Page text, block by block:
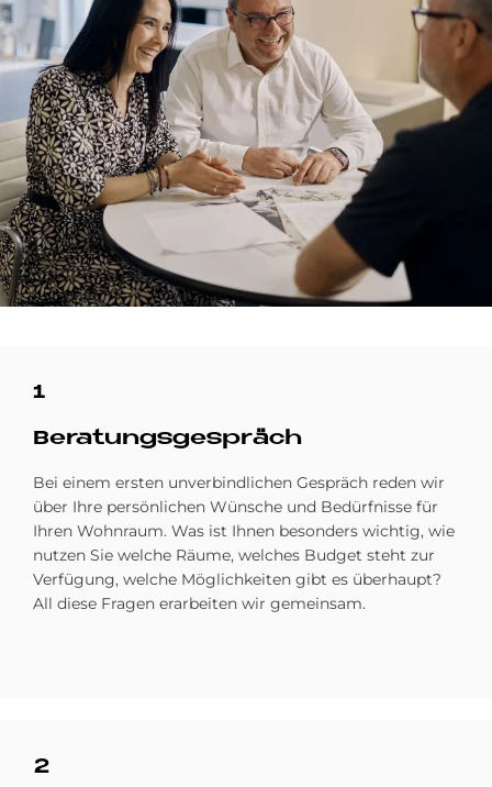
1
Be­ra­tungs­ge­spräch
Bei einem ersten unverbindlichen Gespräch reden wir
über Ihre persönlichen Wünsche und Bedürfnisse für
Ihren Wohnraum. Was ist Ihnen besonders wichtig, wie
nutzen Sie welche Räume, welches Budget steht zur
Verfügung, welche Möglichkeiten gibt es überhaupt?
All diese Fragen erarbeiten wir gemeinsam.
2